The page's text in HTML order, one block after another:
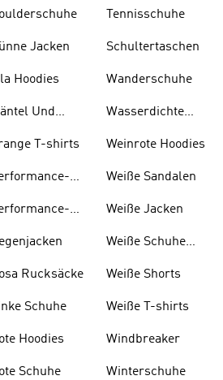
Jacken
Hoodies
Und
T-shirts
Rucksäcke
Schuhe
Hoodies
Schuhe
Tennisschuhe
Schultertaschen
Wanderschuhe
Wasserdichte
Weinrote Hoodies
W eiße Sandalen
Weiße Jacken
Weiße Schuhe
Weiße Shorts
Weiße T-shirts
Windbreaker
Winterschuhe